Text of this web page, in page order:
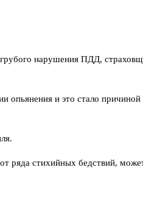
нарушения ПДД,
опьянения и это стало
ряда стихийных бедствий,